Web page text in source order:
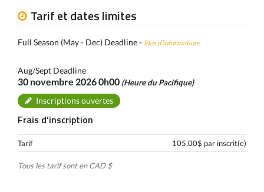
Tarif et dates limites
Full Season (May - Dec) Deadline - Plus d’informations
Aug/Sept Deadline
30 novembre 2026 0h00 (Heure du Pacifique)
Inscriptions ouvertes
Frais d’inscription
Tarif 105,00$ par inscrit(e)
Tous les tarif sont en CAD $